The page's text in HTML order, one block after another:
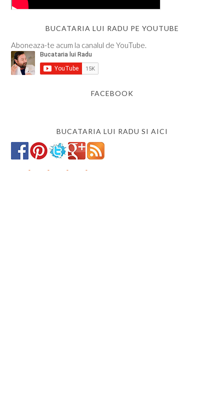
BUCATARIA LUI RADU PE YOUTUBE
Aboneaza-te acum la canalul de YouTube.
FACEBOOK
BUCATARIA LUI RADU SI AICI